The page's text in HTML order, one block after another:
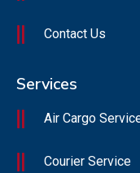
Contact Us
Services
Air Cargo
Courier Service